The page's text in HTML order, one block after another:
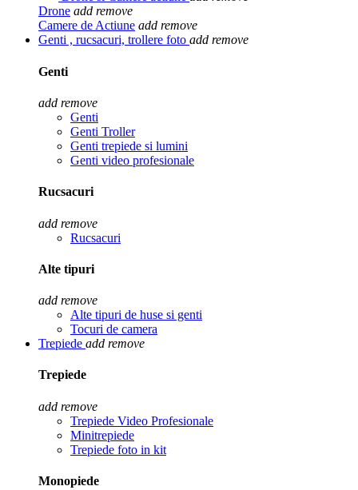
Drone add remove
Camere de Actiune add remove
Genti , rucsacuri, trollere foto add remove
Genti
add remove
Genti
Genti Troller
Genti trepiede si lumini
Genti video profesionale
Rucsacuri
add remove
Rucsacuri
Alte tipuri
add remove
Alte tipuri de huse si genti
Tocuri de camera
Trepiede add remove
Trepiede
add remove
Trepiede Video Profesionale
Minitrepiede
Trepiede foto in kit
Monopiede